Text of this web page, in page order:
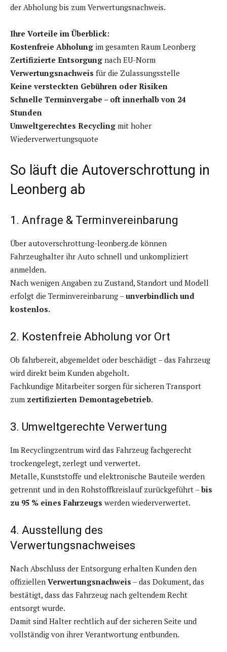
der Abholung bis zum Verwertungsnachweis.
Ihre Vorteile im Überblick:
Kostenfreie Abholung im gesamten Raum Leonberg
Zertifizierte Entsorgung nach EU-Norm
Verwertungsnachweis für die Zulassungsstelle
Keine versteckten Gebühren oder Risiken
Schnelle Terminvergabe – oft innerhalb von 24
Stunden
Umweltgerechtes Recycling mit hoher
Wiederverwertungsquote
So läuft die Autoverschrottung in
Leonberg ab
1. Anfrage & Terminvereinbarung
Über autoverschrottung-leonberg.de können
Fahrzeughalter ihr Auto schnell und unkompliziert
anmelden.
Nach wenigen Angaben zu Zustand, Standort und Modell
erfolgt die Terminvereinbarung –unverbindlich und
kostenlos.
2. Kostenfreie Abholung vor Ort
Ob fahrbereit, abgemeldet oder beschädigt – das Fahrzeug
wird direkt beim Kunden abgeholt.
Fachkundige Mitarbeiter sorgen für sicheren Transport
zum zertifizierten Demontagebetrieb.
3. Umweltgerechte Verwertung
Im Recyclingzentrum wird das Fahrzeug fachgerecht
trockengelegt, zerlegt und verwertet.
Metalle, Kunststoffe und elektronische Bauteile werden
getrennt und in den Rohstoffkreislauf zurückgeführt –bis
zu 95 % eines Fahrzeugs werden wiederverwertet.
4. Ausstellung des
Verwertungsnachweises
Nach Abschluss der Entsorgung erhalten Kunden den
offiziellen Verwertungsnachweis – das Dokument, das
bestätigt, dass das Fahrzeug nach geltendem Recht
entsorgt wurde.
Damit sind Halter rechtlich auf der sicheren Seite und
vollständig von ihrer Verantwortung entbunden.